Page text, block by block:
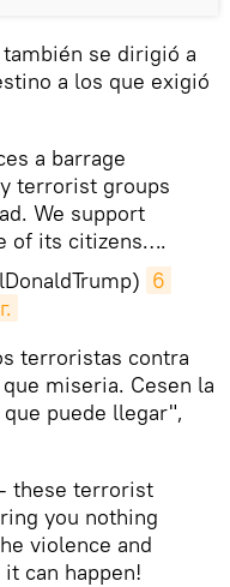
se dirigió a
a los que exigió
a barrage
terrorist groups
We support
of its citizens….
6
terroristas contra
miseria. Cesen la
puede llegar",
these terrorist
you nothing
violence and
can happen!